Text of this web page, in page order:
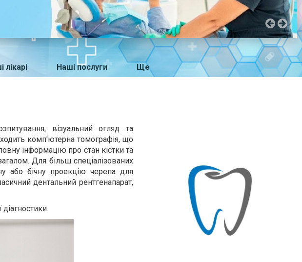
лікарі Наші послуги Ще
візуальний огляд та
комп'ютерна томографія, що
інформацію про стан кістки та
Для більш спеціалізованих
або бічну проекцію черепа для
дентальний рентгенапарат,